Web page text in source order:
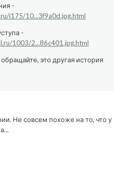
-
i175/10...3f9a0d.jpg.html
-
1003/2...86c401.jpg.html
это другая история
Не совсем похоже на то, что у